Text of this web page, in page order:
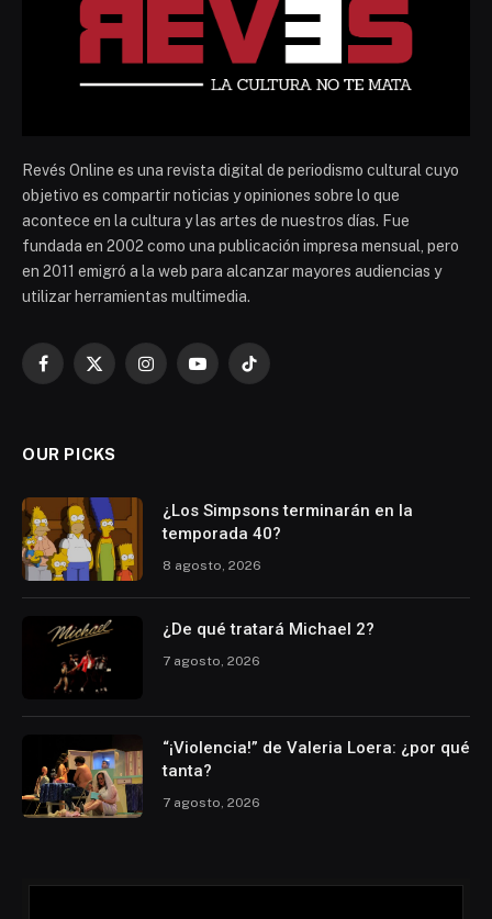
Revés Online es una revista digital de periodismo cultural cuyo
objetivo es compartir noticias y opiniones sobre lo que
acontece en la cultura y las artes de nuestros días. Fue
fundada en 2002 como una publicación impresa mensual, pero
en 2011 emigró a la web para alcanzar mayores audiencias y
utilizar herramientas multimedia.
Facebook
X
InstagramYouTubeTikTok
OUR PICKS
¿Los Simpsons terminarán en la
temporada 40?
8 agosto, 2026
¿De qué tratará Michael 2?
7 agosto, 2026
“¡Violencia!” de Valeria Loera: ¿por qué
tanta?
7 agosto, 2026